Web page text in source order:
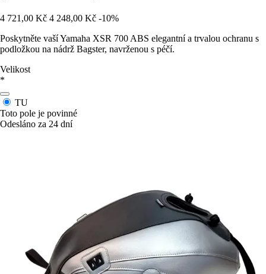
4 721,00 Kč 4 248,00 Kč -10%
Poskytněte vaší Yamaha XSR 700 ABS elegantní a trvalou ochranu s
podložkou na nádrž Bagster, navrženou s péčí.
Velikost
*
TU
Toto pole je povinné
Odesláno za 24 dní